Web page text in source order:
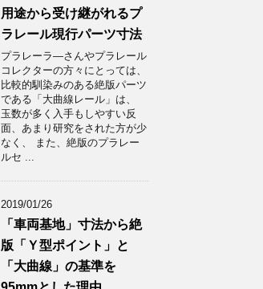
用途から受け継がれるプ
ラレール現行パーツ寸法
プラレーラ―さんやプラレール
コレクターの方々にとっては、
比較的馴染みのある絶版パーツ
である「大曲線レール」は、
玉数が多く入手もしやすい反
面、あまり研究をされた方が少
なく、 また、絶版のプラレー
ルセ ...
2019/01/26
「車両基地」寸法から絶
版「Ｙ型ポイント」と
「大曲線」の基準を